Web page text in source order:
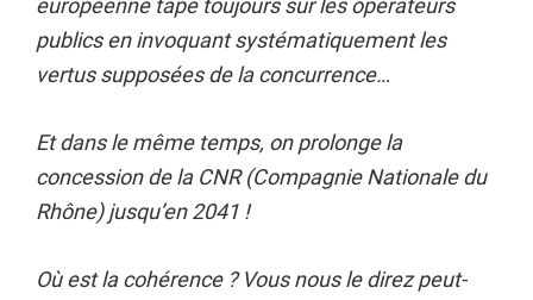
européenne tape toujours sur les opérateurs
publics en invoquant systématiquement les
vertus supposées de la concurrence…
Et dans le même temps, on prolonge la
concession de la CNR (Compagnie Nationale du
Rhône) jusqu’en 2041 !
Où est la cohérence ? Vous nous le direz peut-